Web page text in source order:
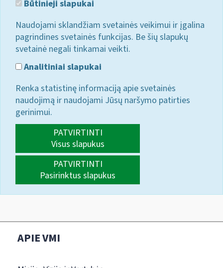
Būtinieji slapukai
Naudojami sklandžiam svetainės veikimui ir įgalina
pagrindines svetainės funkcijas. Be šių slapukų
svetainė negali tinkamai veikti.
Analitiniai slapukai
Renka statistinę informaciją apie svetainės
naudojimą ir naudojami Jūsų naršymo patirties
gerinimui.
PATVIRTINTI
Visus slapukus
PATVIRTINTI
Pasirinktus slapukus
APIE VMI